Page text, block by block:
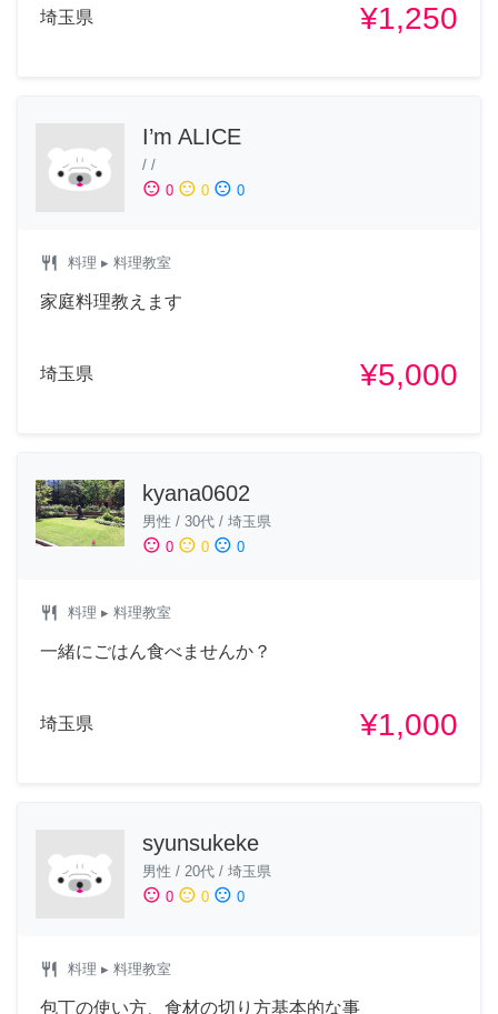
埼玉県 ¥1,250
I’m ALICE
/ /
sentiment_satisfied 0 sentiment_neutral 0 sentiment_dissatisfied 0
restaurant 料理 ▸ 料理教室
家庭料理教えます
埼玉県 ¥5,000
kyana0602
男性 / 30代 / 埼玉県
sentiment_satisfied 0 sentiment_neutral 0 sentiment_dissatisfied 0
restaurant 料理 ▸ 料理教室
一緒にごはん食べませんか？
埼玉県 ¥1,000
syunsukeke
男性 / 20代 / 埼玉県
sentiment_satisfied 0 sentiment_neutral 0 sentiment_dissatisfied 0
restaurant 料理 ▸ 料理教室
包丁の使い方、食材の切り方基本的な事